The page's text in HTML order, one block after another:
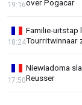
over Pogacar
19:16
Familie-uitstap
Tourritwinnaar
18:24
Niewiadoma
Reusser
17:50